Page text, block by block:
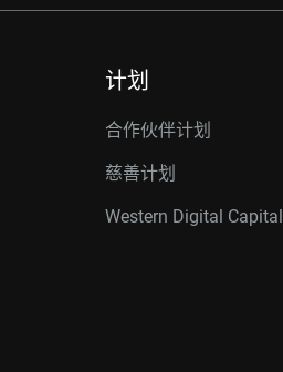
计划
合作伙伴计划
慈善计划
Western Digital Capital